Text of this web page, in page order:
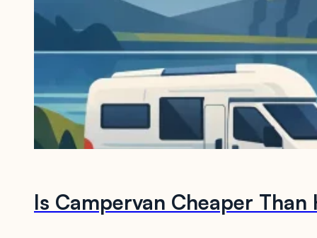
Is Campervan Cheaper Than